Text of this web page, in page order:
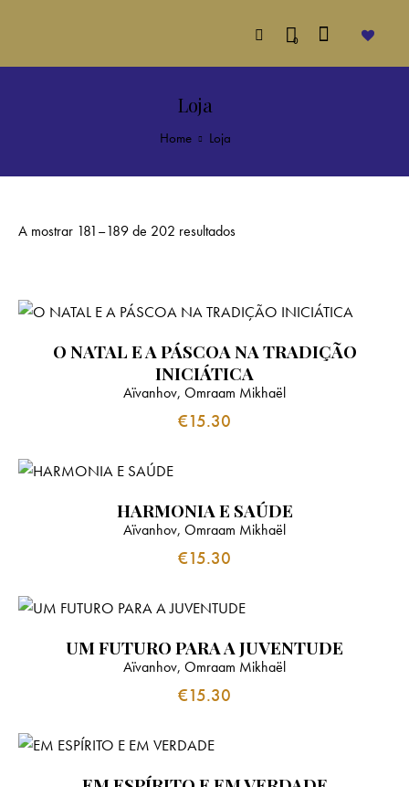
0
Loja
Home Loja
A mostrar 181–189 de 202 resultados
O NATAL E A PÁSCOA NA TRADIÇÃO
INICIÁTICA
Aïvanhov, Omraam Mikhaël
€15.30
HARMONIA E SAÚDE
Aïvanhov, Omraam Mikhaël
€15.30
UM FUTURO PARA A JUVENTUDE
Aïvanhov, Omraam Mikhaël
€15.30